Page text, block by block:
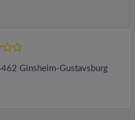
Ginsheim-Gustavsburg